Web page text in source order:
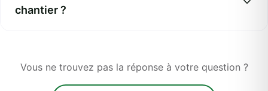
chantier ?
Vous ne trouvez pas la réponse à votre question ?